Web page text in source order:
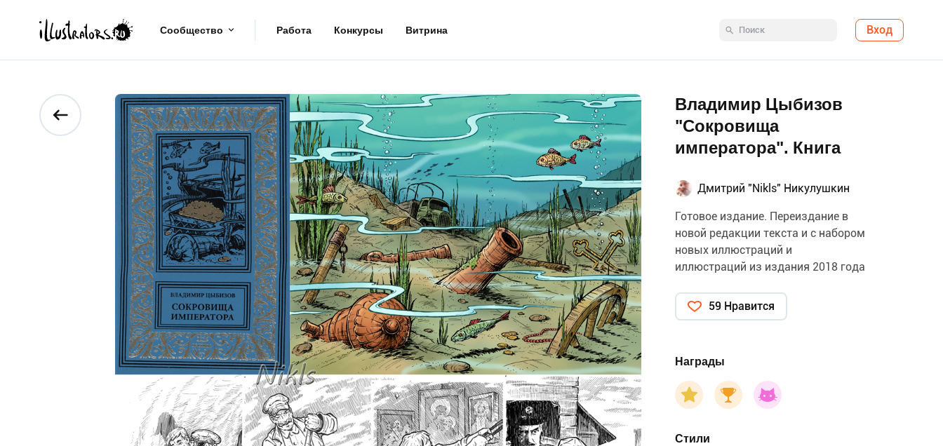
Сообщество Работа Конкурсы Витрина Вход
Владимир Цыбизов
"Сокровища
императора". Книга
Дмитрий "Nikls" Никулушкин
Готовое издание. Переиздание в
новой редакции текста и с набором
новых иллюстраций и
иллюстраций из издания 2018 года
59 Нравится
Награды
Стили